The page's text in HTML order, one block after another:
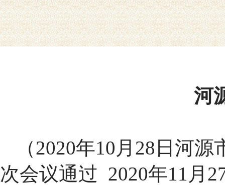
河
（2020年10月28日河
次会议通过 2020年11月